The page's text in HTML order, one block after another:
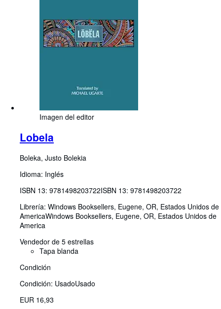
Imagen del editor
Lobela
Boleka, Justo Bolekia
Idioma: Inglés
ISBN 13: 9781498203722ISBN 13: 9781498203722
Librería: Windows Booksellers, Eugene, OR, Estados Unidos de
AmericaWindows Booksellers, Eugene, OR, Estados Unidos de
America
Vendedor de 5 estrellas
Tapa blanda
Condición
Condición: UsadoUsado
EUR 16,93